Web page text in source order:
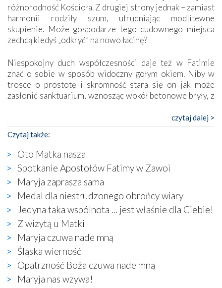
różnorodność Kościoła. Z drugiej strony jednak – zamiast
harmonii rodziły szum, utrudniając modlitewne
skupienie. Może gospodarze tego cudownego miejsca
zechcą kiedyś „odkryć” na nowo łacinę?
Niespokojny duch współczesności daje też w Fatimie
znać o sobie w sposób widoczny gołym okiem. Niby w
trosce o prostotę i skromność stara się on jak może
zasłonić sanktuarium, wznosząc wokół betonowe bryły, z
katolickiego kultu. Tylko co wspólnego z żywą,
autentyczną wiarą mogą mieć płaskie, szare bunkry albo
kaplice, w których Tabernakulum przypomina bardziej
skrzynkę na narzędzia? Albo co powiedzieć o ustawionym
tuż przy nowej bazylice wielkim krzyżu, na którym
zamiast Chrystusa umieszczono dziwaczną postać jakby
wyjętą ze starożytnych hieroglifów? W kulturowym
kontekście naszych czasów to raczej karykatura niż godny
wizerunek Zbawiciela…
Zatem nawet w bezpośrednim otoczeniu sanktuarium
naocznie przekonaliśmy się, że wewnątrz Kościoła toczy
się ogromna walka o kształt katolicyzmu i o serca
wierzących. Do czego to zmaganie może prowadzić,
widzieliśmy w urokliwym, niewielkim mieście Obidos,
gdzie w miejscu dawnego kościoła działa dzisiaj…
księgarnia.
czytaj dalej >
Czytaj także:
Oto Matka nasza
Spotkanie Apostołów Fatimy w Zawoi
Maryja zaprasza sama
Medal dla niestrudzonego obrońcy wiary
Jedyna taka wspólnota ... jest właśnie dla Ciebie!
Z wizytą u Matki
Maryja czuwa nade mną
Śląska wierność
Opatrzność Boża czuwa nade mną
Maryja nas wzywa!